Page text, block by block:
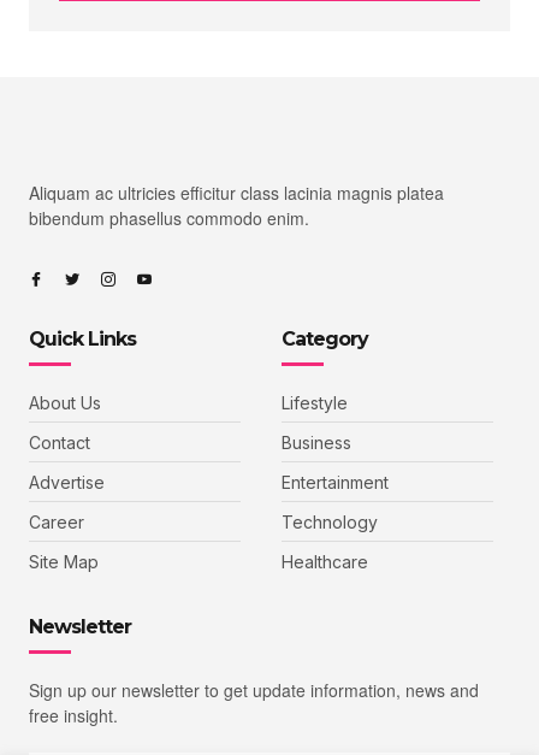
Aliquam ac ultricies efficitur class lacinia magnis platea
bibendum phasellus commodo enim.
Quick Links
About Us
Contact
Advertise
Career
Site Map
Category
Lifestyle
Business
Entertainment
Technology
Healthcare
Newsletter
Sign up our newsletter to get update information, news and
free insight.